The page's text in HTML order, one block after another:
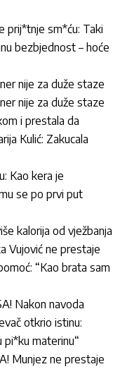
prij*tnje sm*ću: Taki
bezbjednost – hoće
nije za duže staze
nije za duže staze
i prestala da
Kulić: Zakucala
Kao kera je
se po prvi put
kalorija od vježbanja
Vujović ne prestaje
“Kao brata sam
Nakon navoda
otkrio istinu:
pi*ku materinu“
Munjez ne prestaje